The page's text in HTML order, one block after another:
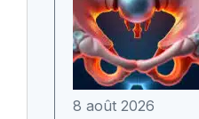
8 août 2026